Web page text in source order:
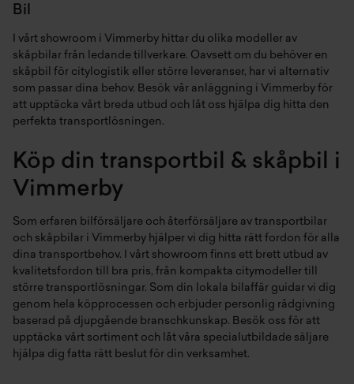
Bil
I vårt showroom i Vimmerby hittar du olika modeller av
skåpbilar från ledande tillverkare. Oavsett om du behöver en
skåpbil för citylogistik eller större leveranser, har vi alternativ
som passar dina behov. Besök vår anläggning i Vimmerby för
att upptäcka vårt breda utbud och låt oss hjälpa dig hitta den
perfekta transportlösningen.
Köp din transportbil & skåpbil i
Vimmerby
Som erfaren bilförsäljare och återförsäljare av transportbilar
och skåpbilar i Vimmerby hjälper vi dig hitta rätt fordon för alla
dina transportbehov. I vårt showroom finns ett brett utbud av
kvalitetsfordon till bra pris, från kompakta citymodeller till
större transportlösningar. Som din lokala bilaffär guidar vi dig
genom hela köpprocessen och erbjuder personlig rådgivning
baserad på djupgående branschkunskap. Besök oss för att
upptäcka vårt sortiment och låt våra specialutbildade säljare
hjälpa dig fatta rätt beslut för din verksamhet.